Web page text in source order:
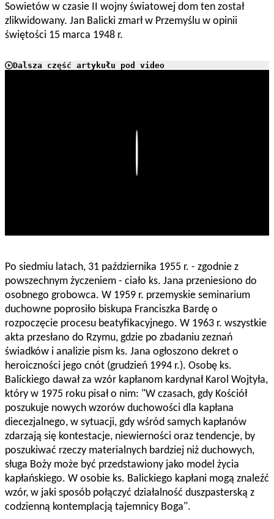
Sowietów w czasie II wojny światowej dom ten został
zlikwidowany. Jan Balicki zmarł w Przemyślu w opinii
świętości 15 marca 1948 r.
Dalsza część artykułu pod video
Po siedmiu latach, 31 października 1955 r. - zgodnie z
powszechnym życzeniem - ciało ks. Jana przeniesiono do
osobnego grobowca. W 1959 r. przemyskie seminarium
duchowne poprosiło biskupa Franciszka Bardę o
rozpoczęcie procesu beatyfikacyjnego. W 1963 r. wszystkie
akta przesłano do Rzymu, gdzie po zbadaniu zeznań
świadków i analizie pism ks. Jana ogłoszono dekret o
heroiczności jego cnót (grudzień 1994 r.). Osobę ks.
Balickiego dawał za wzór kapłanom kardynał Karol Wojtyła,
który w 1975 roku pisał o nim: "W czasach, gdy Kościół
poszukuje nowych wzorów duchowości dla kapłana
diecezjalnego, w sytuacji, gdy wśród samych kapłanów
zdarzają się kontestacje, niewierności oraz tendencje, by
poszukiwać rzeczy materialnych bardziej niż duchowych,
sługa Boży może być przedstawiony jako model życia
kapłańskiego. W osobie ks. Balickiego kapłani mogą znaleźć
wzór, w jaki sposób połączyć działalność duszpasterską z
codzienną kontemplacją tajemnicy Boga".